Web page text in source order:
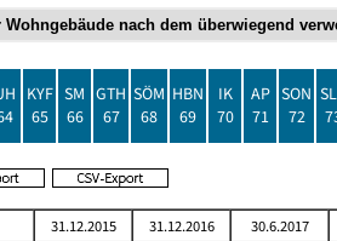
KYF
65
SM
66
GTH
67
SÖM
68
HBN
69
IK
70
AP
71
SON
72
31.12.2015 31.12.2016 30.6.2017